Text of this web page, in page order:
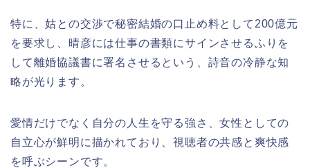
特に、姑との交渉で秘密結婚の口止め料として200億元
を要求し、晴彦には仕事の書類にサインさせるふりを
して離婚協議書に署名させるという、詩音の冷静な知
略が光ります。
愛情だけでなく自分の人生を守る強さ、女性としての
自立心が鮮明に描かれており、視聴者の共感と爽快感
を呼ぶシーンです。